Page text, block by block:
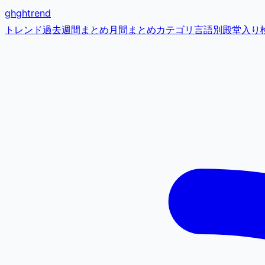
ghghtrend
トレンド過去週間まとめ月間まとめカテゴリ 言語別殿堂入り